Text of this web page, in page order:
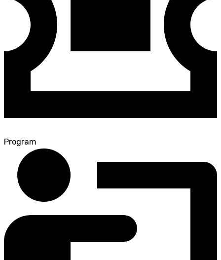
Program